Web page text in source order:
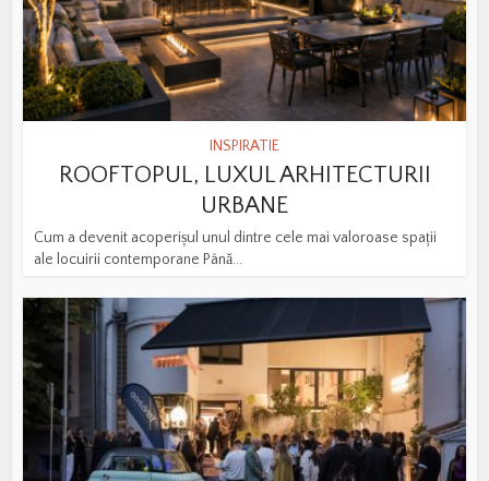
INSPIRATIE
ROOFTOPUL, LUXUL ARHITECTURII
URBANE
Cum a devenit acoperișul unul dintre cele mai valoroase spații
ale locuirii contemporane Până...